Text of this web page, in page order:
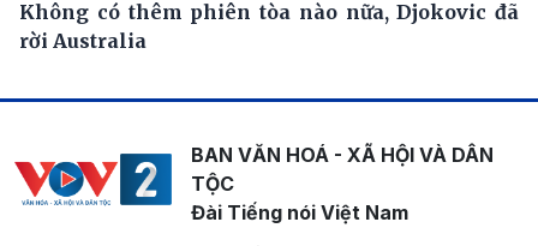
Không có thêm phiên tòa nào nữa, Djokovic đã
rời Australia
BAN VĂN HOÁ - XÃ HỘI VÀ DÂN
TỘC
Đài Tiếng nói Việt Nam